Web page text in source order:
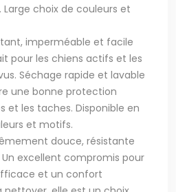
choix de couleurs et
imperméable et facile
pour les chiens actifs et les
Séchage rapide et lavable
une bonne protection
et les taches. Disponible en
et motifs.
douce, résistante
excellent compromis pour
et un confort